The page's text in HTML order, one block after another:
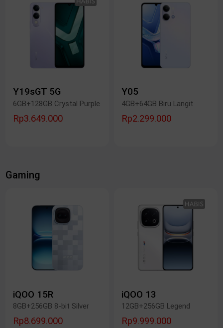
Y19sGT 5G
6GB+128GB Crystal Purple
Rp3.649.000
Y05
4GB+64GB Biru Langit
Rp2.299.000
Gaming
iQOO 15R
8GB+256GB 8-bit Silver
Rp8.699.000
iQOO 13
12GB+256GB Legend
Rp9.999.000